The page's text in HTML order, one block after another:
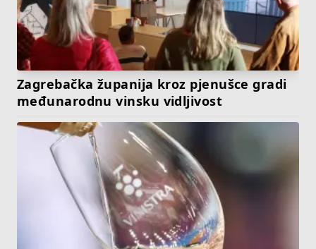
Zagrebačka županija kroz pjenušce gradi
međunarodnu vinsku vidljivost